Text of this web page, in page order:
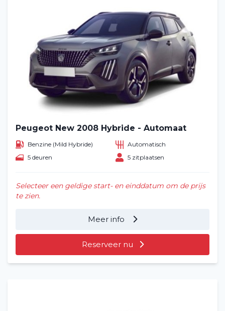
Peugeot New 2008 Hybride - Automaat
Benzine (Mild Hybride)
Automatisch
5 deuren
5 zitplaatsen
Selecteer een geldige start- en einddatum om de prijs
te zien.
Meer info
Reserveer nu